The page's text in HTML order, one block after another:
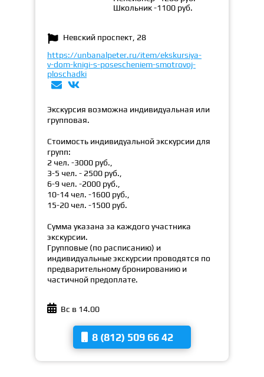
8 (812) 509 66 42
Школьник -1100 руб.
 Невский проспект, 28
https://unbanalpeter.ru/item/ekskursiya-
v-dom-knigi-s-posescheniem-smotrovoj-
ploschadki
 
Экскурсия возможна индивидуальная или
групповая.
Стоимость индивидуальной экскурсии для
групп:
2 чел. -3000 руб.,
3-5 чел. - 2500 руб.,
6-9 чел. -2000 руб.,
10-14 чел. -1600 руб.,
15-20 чел. -1500 руб.
Сумма указана за каждого участника
экскурсии.
Групповые (по расписанию) и
индивидуальные экскурсии проводятся по
предварительному бронированию и
частичной предоплате.
 Вс в 14.00